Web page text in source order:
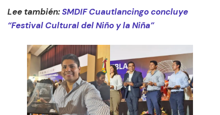
Lee también:SMDIF Cuautlancingo concluye
“Festival Cultural del Niño y la Niña”